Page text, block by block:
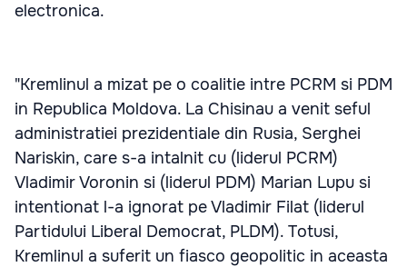
electronica.
"Kremlinul a mizat pe o coalitie intre PCRM si PDM
in Republica Moldova. La Chisinau a venit seful
administratiei prezidentiale din Rusia, Serghei
Nariskin, care s-a intalnit cu (liderul PCRM)
Vladimir Voronin si (liderul PDM) Marian Lupu si
intentionat l-a ignorat pe Vladimir Filat (liderul
Partidului Liberal Democrat, PLDM). Totusi,
Kremlinul a suferit un fiasco geopolitic in aceasta